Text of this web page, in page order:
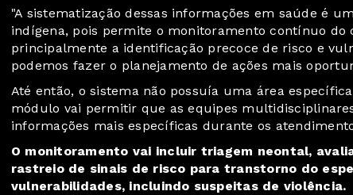
"A sistematização dessas informações em saúde é
indígena, pois permite o monitoramento contínuo do
principalmente a identificação precoce de risco e
podemos fazer o planejamento de ações mais
Até então, o sistema não possuía uma área
módulo vai permitir que as equipes
informações mais específicas durante os
O monitoramento vai incluir triagem neontal,
rastreio de sinais de risco para transtorno do
vulnerabilidades, incluindo suspeitas de violência.